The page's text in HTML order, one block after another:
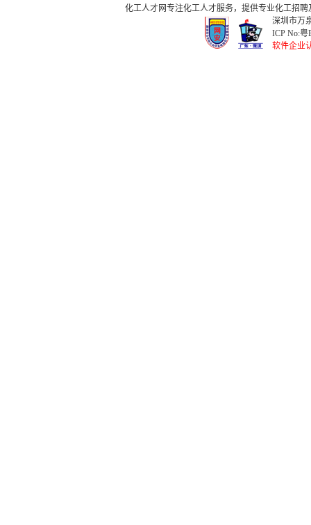
化工人才网专注化工人才服务，提供专业化工招聘
深圳市万
ICP No:粤
软件企业